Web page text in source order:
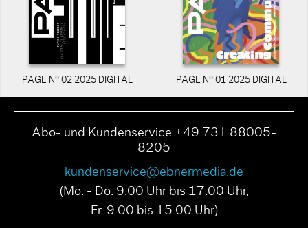
PAGE N° 02 2025 DIGITAL PAGE N° 01 2025 DIGITAL
Abo- und Kundenservice +49 731 88005-
8205
kundenservice@ebnermedia.de
(Mo. - Do. 9.00 Uhr bis 17.00 Uhr,
Fr. 9.00 bis 15.00 Uhr)